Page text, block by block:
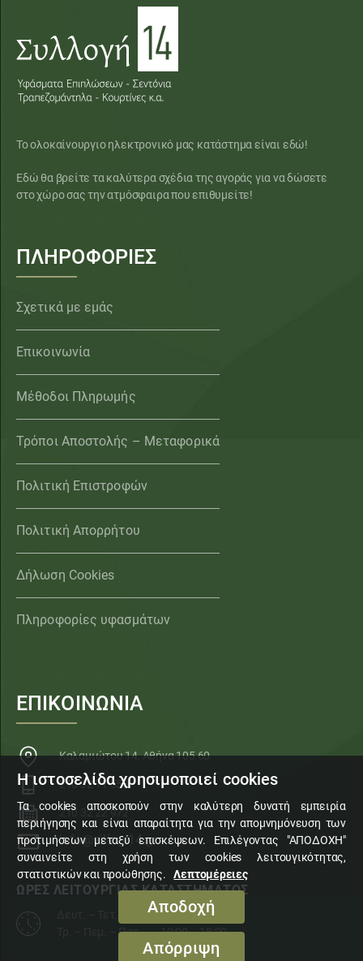
Το ολοκαίνουργιο ηλεκτρονικό μας κατάστημα είναι εδώ!
Εδώ θα βρείτε τα καλύτερα σχέδια της αγοράς για να δώσετε
στο χώρο σας την ατμόσφαιρα που επιθυμείτε!
ΠΛΗΡΟΦΟΡΙΕΣ
Σχετικά με εμάς
Επικοινωνία
Μέθοδοι Πληρωμής
Τρόποι Αποστολής – Μεταφορικά
Πολιτική Επιστροφών
Πολιτική Απορρήτου
Δήλωση Cookies
Πληροφορίες υφασμάτων
ΕΠΙΚΟΙΝΩΝΙΑ
Καλαμιώτου 14, Αθήνα 105 60
210 32 11 553
210 32 22 972
info@sillogi14.gr
ΩΡΕΣ ΛΕΙΤΟΥΡΓΙΑΣ ΚΑΤΑΣΤΗΜΑΤΟΣ
Δευτ. – Τετ. – Σάβ.
10:00 – 15:00
Τρ. – Πεμ. – Παρ.
10:00 – 18:00
Η ιστοσελίδα χρησιμοποιεί cookies
Τα cookies αποσκοπούν στην καλύτερη δυνατή εμπειρία
περιήγησης και είναι απαραίτητα για την απομνημόνευση των
προτιμήσεων μεταξύ επισκέψεων. Επιλέγοντας "ΑΠΟΔΟΧΗ"
συναινείτε στη χρήση των cookies λειτουγικότητας,
στατιστικών και προώθησης.
Λεπτομέρειες
Αποδοχή
Απόρριψη